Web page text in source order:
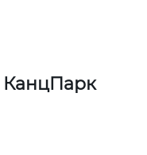
КанцПарк